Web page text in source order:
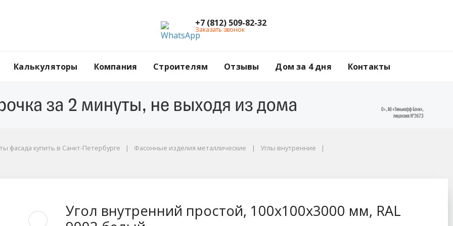
+7 (812) 509-82-32
Заказать звонок
Калькуляторы Компания Строителям Отзывы Дом за 4 дня Контакты
фасада купить в Санкт-Петербурге Фасонные изделия металлические
Углы внутренние
Угол внутренний простой, 100x100x3000 мм, RAL